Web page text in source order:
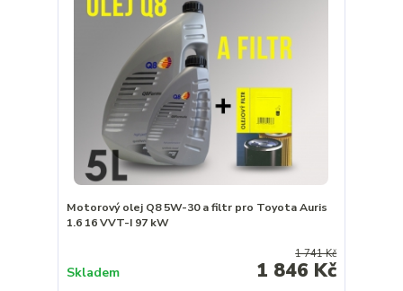
Motorový olej Q8 5W-30 a filtr pro Toyota Auris
1.6 16 VVT-I 97 kW
1 741 Kč
1 846 Kč
Skladem